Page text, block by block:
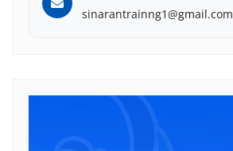
sinarantrainng1@gmail.com